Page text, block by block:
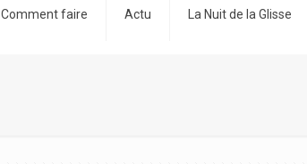
Comment faire Actu La Nuit de la Glisse